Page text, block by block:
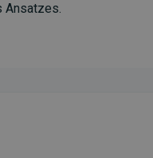
Ansatzes.